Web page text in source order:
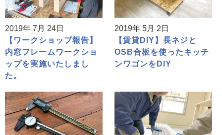
2019年 7月 24日
【ワークショップ報告】
内窓フレームワークショ
ップを実施いたしまし
た。
2019年 5月 2日
【賃貸DIY】長ネジと
OSB合板を使ったキッチ
ンワゴンをDIY